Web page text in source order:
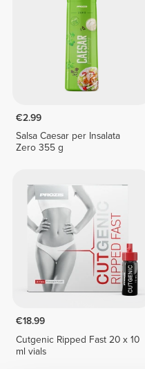
€2.99
Salsa Caesar per Insalata
Zero 355 g
€18.99
Cutgenic Ripped Fast 20 x 10
ml vials